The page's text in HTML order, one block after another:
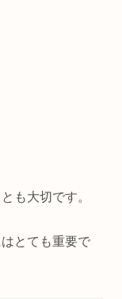
も大切です。
とても重要で